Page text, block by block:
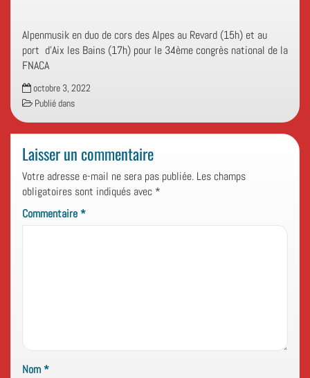
Alpenmusik en duo de cors des Alpes au Revard (15h) et au
port d’Aix les Bains (17h) pour le 34ème congrès national de la
FNACA
octobre 3, 2022
Publié dans
Laisser un commentaire
Votre adresse e-mail ne sera pas publiée. Les champs
obligatoires sont indiqués avec *
Commentaire *
Nom *